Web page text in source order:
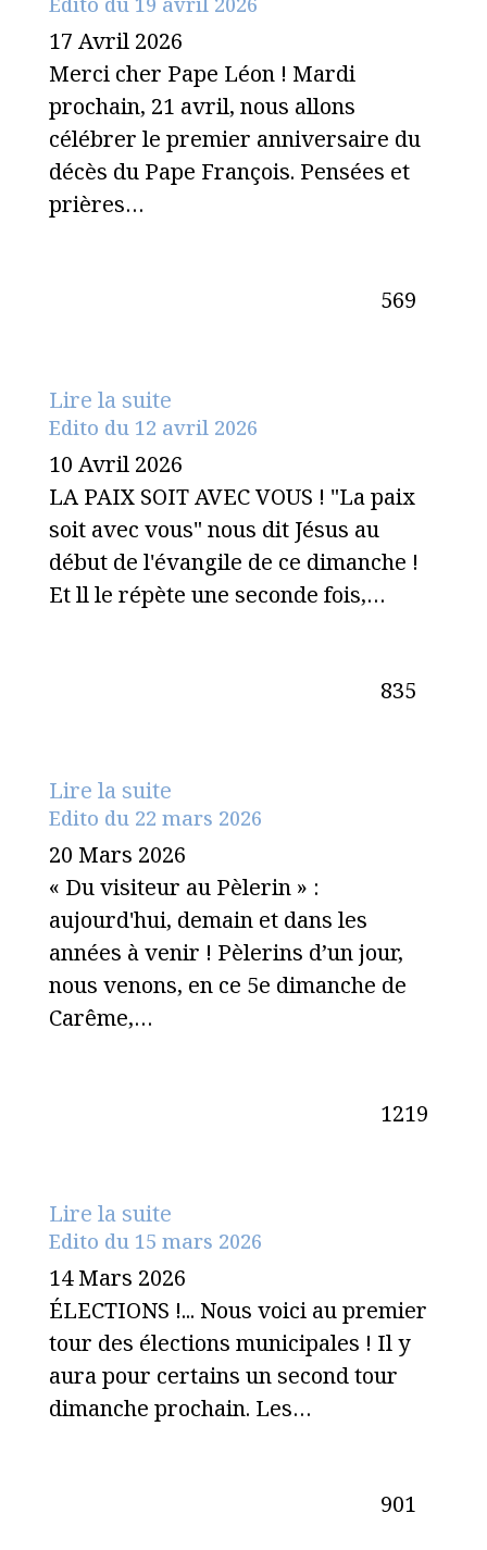
17 Avril 2026
Merci cher Pape Léon ! Mardi
prochain, 21 avril, nous allons
célébrer le premier anniversaire du
décès du Pape François. Pensées et
prières…
569
Lire la suite
Edito du 12 avril 2026
10 Avril 2026
LA PAIX SOIT AVEC VOUS ! "La paix
soit avec vous" nous dit Jésus au
début de l'évangile de ce dimanche !
Et ll le répète une seconde fois,…
835
Lire la suite
Edito du 22 mars 2026
20 Mars 2026
« Du visiteur au Pèlerin » :
aujourd'hui, demain et dans les
années à venir ! Pèlerins d’un jour,
nous venons, en ce 5e dimanche de
Carême,…
1219
Lire la suite
Edito du 15 mars 2026
14 Mars 2026
ÉLECTIONS !... Nous voici au premier
tour des élections municipales ! Il y
aura pour certains un second tour
dimanche prochain. Les…
901